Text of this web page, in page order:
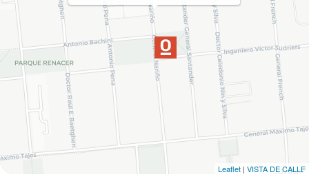
Leaflet | VISTA DE CALLE